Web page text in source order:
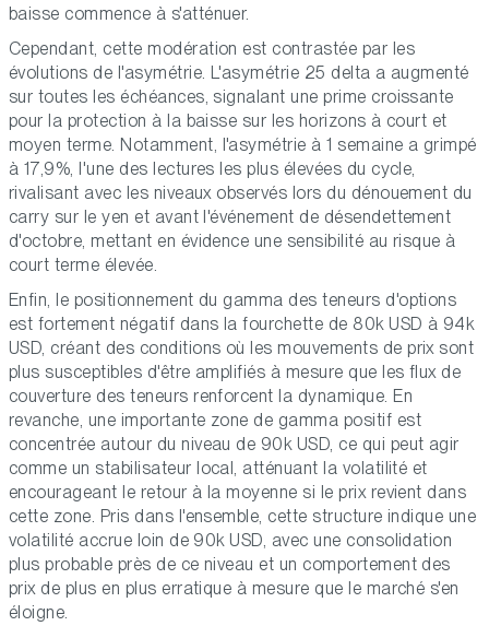
baisse commence à s'atténuer.
Cependant, cette modération est contrastée par les
évolutions de l'asymétrie. L'asymétrie 25 delta a augmenté
sur toutes les échéances, signalant une prime croissante
pour la protection à la baisse sur les horizons à court et
moyen terme. Notamment, l'asymétrie à 1 semaine a grimpé
à 17,9%, l'une des lectures les plus élevées du cycle,
rivalisant avec les niveaux observés lors du dénouement du
carry sur le yen et avant l'événement de désendettement
d'octobre, mettant en évidence une sensibilité au risque à
court terme élevée.
Enfin, le positionnement du gamma des teneurs d'options
est fortement négatif dans la fourchette de 80k USD à 94k
USD, créant des conditions où les mouvements de prix sont
plus susceptibles d'être amplifiés à mesure que les flux de
couverture des teneurs renforcent la dynamique. En
revanche, une importante zone de gamma positif est
concentrée autour du niveau de 90k USD, ce qui peut agir
comme un stabilisateur local, atténuant la volatilité et
encourageant le retour à la moyenne si le prix revient dans
cette zone. Pris dans l'ensemble, cette structure indique une
volatilité accrue loin de 90k USD, avec une consolidation
plus probable près de ce niveau et un comportement des
prix de plus en plus erratique à mesure que le marché s'en
éloigne.